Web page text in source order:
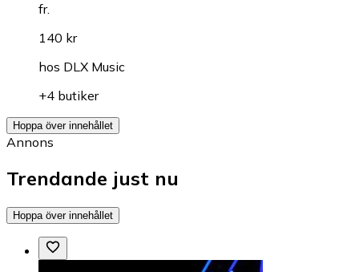
fr.
140 kr
hos DLX Music
+4 butiker
Hoppa över innehållet
Annons
Trendande just nu
Hoppa över innehållet